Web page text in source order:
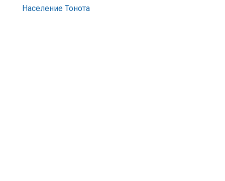
Население Тонота